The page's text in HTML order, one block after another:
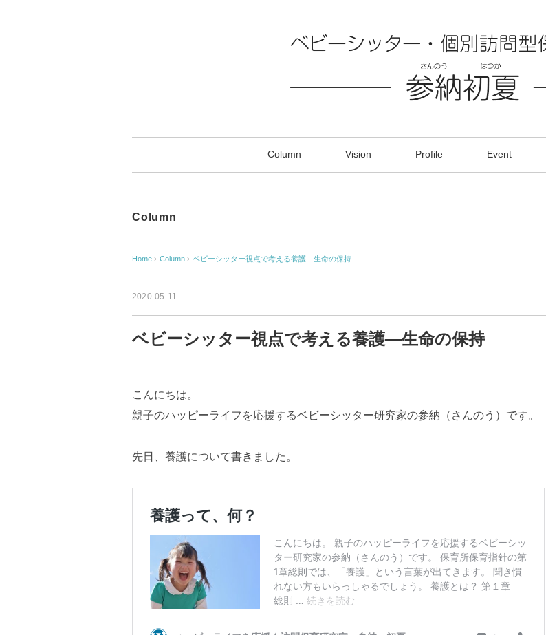
Column Vision Profile Event
Column
Home › Column › ベビーシッター視点で考える養護―生命の保持
2020-05-11
ベビーシッター視点で考える養護―生命の保持
こんにちは。
親子のハッピーライフを応援するベビーシッター研究家の参納（さんのう）です。
先日、養護について書きました。